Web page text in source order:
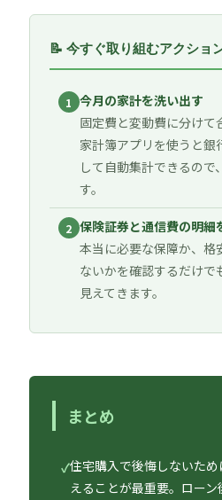
📝 今すぐ取り組むアクショ
1 今月の家計を洗い出す
固定費と変動費に分けて
家計簿アプリを使うと銀
して自動集計できるので
す。
2 保険証券と通信費の明細
本当に必要な保障か、格
ないかを確認するだけで
見えてきます。
まとめ
✓住宅購入で後悔しないた
えることが最重要。ロー